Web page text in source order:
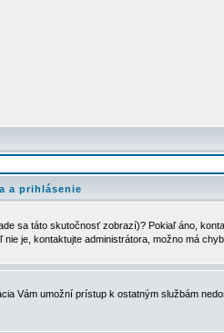
a prihlásenie
sa táto skutočnosť zobrazí)? Pokiaľ áno,
je, kontaktujte administrátora, možno má
Vám umožní prístup k ostatným službám